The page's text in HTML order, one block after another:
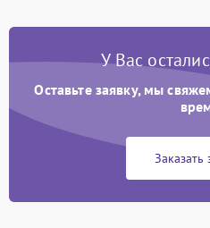
У Вас
Оставьте заявку, мы
Заказать